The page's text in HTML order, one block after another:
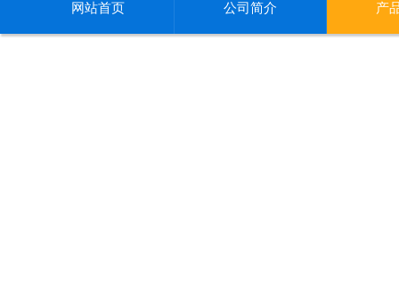
网站首页 公司简介 产